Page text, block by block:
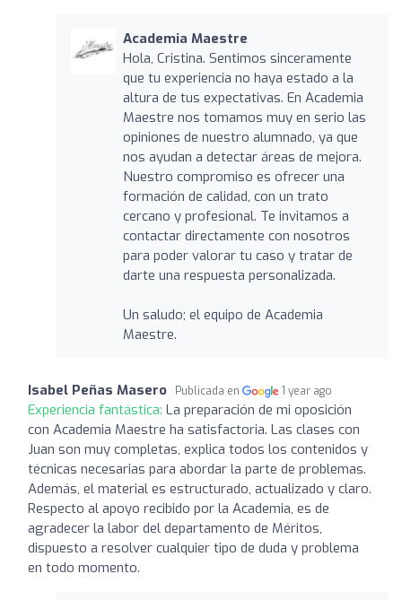
Academia Maestre
Hola, Cristina. Sentimos sinceramente
que tu experiencia no haya estado a la
altura de tus expectativas. En Academia
Maestre nos tomamos muy en serio las
opiniones de nuestro alumnado, ya que
nos ayudan a detectar áreas de mejora.
Nuestro compromiso es ofrecer una
formación de calidad, con un trato
cercano y profesional. Te invitamos a
contactar directamente con nosotros
para poder valorar tu caso y tratar de
darte una respuesta personalizada.
Un saludo; el equipo de Academia
Maestre.
Isabel Peñas Masero Publicada en 1 year ago
Experiencia fantástica: La preparación de mi oposición
con Academia Maestre ha satisfactoria. Las clases con
Juan son muy completas, explica todos los contenidos y
técnicas necesarias para abordar la parte de problemas.
Además, el material es estructurado, actualizado y claro.
Respecto al apoyo recibido por la Academia, es de
agradecer la labor del departamento de Méritos,
dispuesto a resolver cualquier tipo de duda y problema
en todo momento.